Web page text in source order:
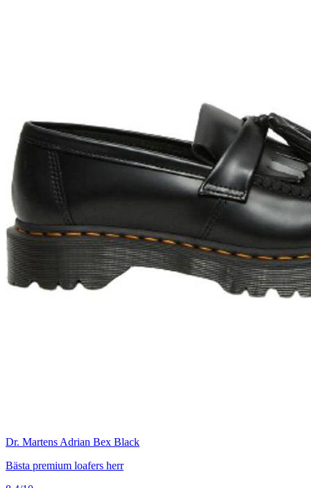
Dr. Martens Adrian Bex Black
Bästa premium loafers herr